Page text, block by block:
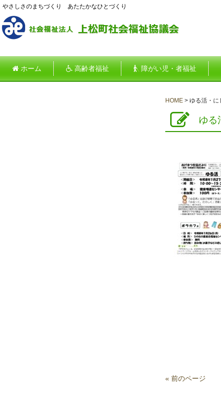
やさしさのまちづくり あたたかなひとづくり
ホーム 高齢者福祉 障がい児・者福祉
HOME > ゆる活・に
ゆる
« 前のページ